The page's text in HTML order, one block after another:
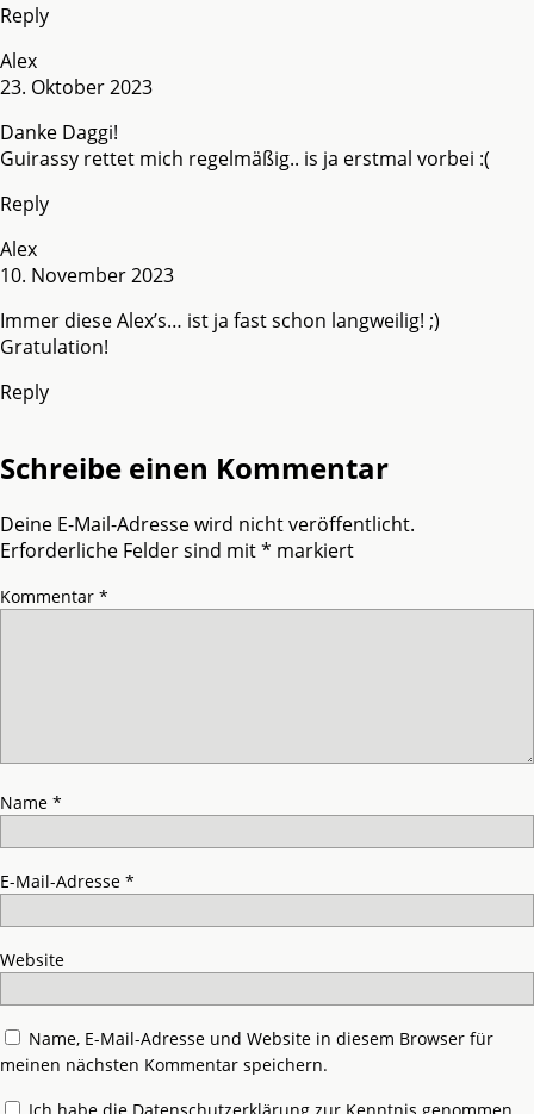
Reply
Alex
23. Oktober 2023
Danke Daggi!
Guirassy rettet mich regelmäßig.. is ja erstmal vorbei :(
Reply
Alex
10. November 2023
Immer diese Alex’s… ist ja fast schon langweilig! ;)
Gratulation!
Reply
Schreibe einen Kommentar
Deine E-Mail-Adresse wird nicht veröffentlicht.
Erforderliche Felder sind mit* markiert
Kommentar *
Name *
E-Mail-Adresse *
Website
Name, E-Mail-Adresse und Website in diesem Browser für
meinen nächsten Kommentar speichern.
Ich habe die Datenschutzerklärung zur Kenntnis genommen.